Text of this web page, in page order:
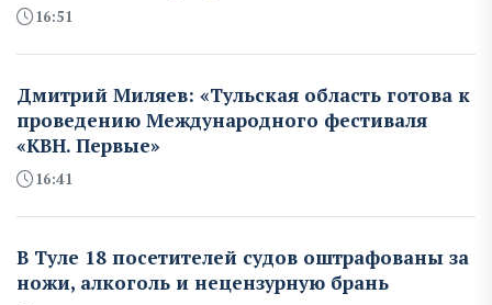
16:51
Дмитрий Миляев: «Тульская область готова к
проведению Международного фестиваля
«КВН. Первые»
16:41
В Туле 18 посетителей судов оштрафованы за
ножи, алкоголь и нецензурную брань